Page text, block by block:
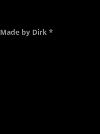
Made by Dirk *